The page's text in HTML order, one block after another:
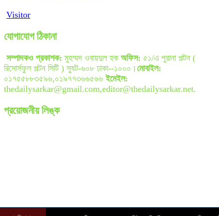
Visitor
যোগাযোগ ঠিকানা
সম্পাদকও প্রকাশক: মুহম্মদ ওবায়দুল হক অফিস: ৫১/এ পুরানা পল্টন (
রিসোর্সফুল পল্টন সিটি ) স্যুট-৬০৮ ঢাকা--১০০০। মোবাইল:
০১৭৫৫৮৮৩৫৯৬,০১৯৭৭৩৬৬৫৬৬ ইমেইল:
thedailysarkar@gmail.com,editor@thedailysarkar.net.
প্রয়োজনীয় লিঙ্ক